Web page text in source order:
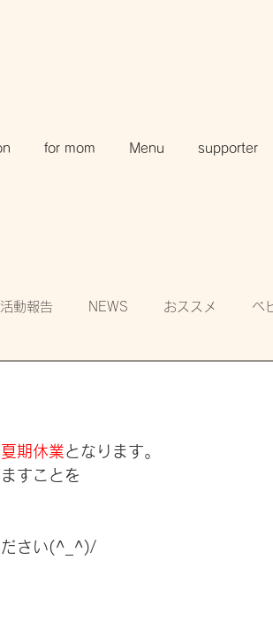
for mom Menu supporter
活動報告 NEWS おススメ ベ
期休業となります。
すことを
ださい(^_^)/